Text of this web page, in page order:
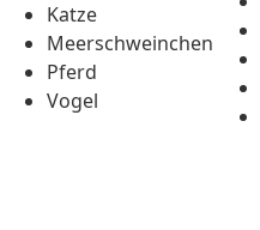
Katze
Meerschweinchen
Pferd
Vogel